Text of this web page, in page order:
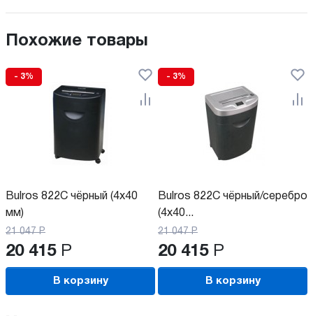
Похожие товары
- 3%
Bulros 822C чёрный (4x40
мм)
21 047 Р
20 415 Р
В корзину
- 3%
Bulros 822C чёрный/серебро
(4x40...
21 047 Р
20 415 Р
В корзину